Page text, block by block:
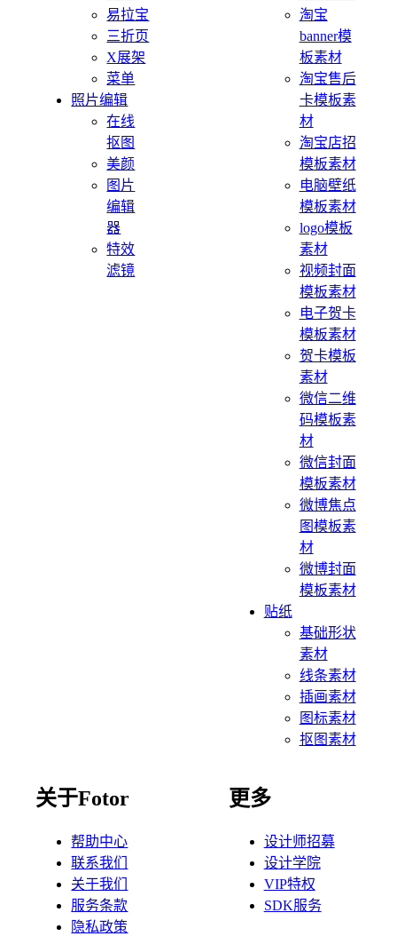
易拉宝
三折页
X展架
菜单
照片编辑
在线
抠图
美颜
图片
编辑
器
特效
滤镜
淘宝
banner模
板素材
淘宝售后
卡模板素
材
淘宝店招
模板素材
电脑壁纸
模板素材
logo模板
素材
视频封面
模板素材
电子贺卡
模板素材
贺卡模板
素材
微信二维
码模板素
材
微信封面
模板素材
微博焦点
图模板素
材
微博封面
模板素材
贴纸
基础形状
素材
线条素材
插画素材
图标素材
抠图素材
关于Fotor
帮助中心
联系我们
关于我们
服务条款
隐私政策
更多
设计师招募
设计学院
VIP特权
SDK服务